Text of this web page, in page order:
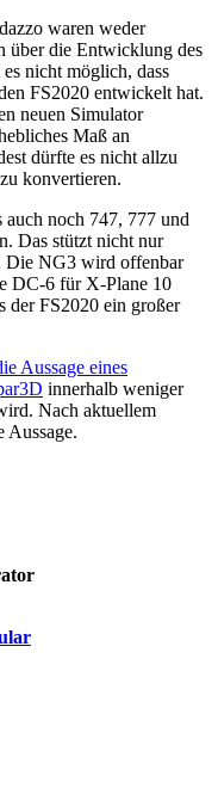
waren weder
über die Entwicklung des
nicht möglich, dass
FS2020 entwickelt hat.
neuen Simulator
Maß an
dürfte es nicht allzu
konvertieren.
auch noch 747, 777 und
Das stützt nicht nur
Die NG3 wird offenbar
DC-6 für X-Plane 10
der FS2020 ein großer
Aussage eines
innerhalb weniger
Nach aktuellem
Aussage.